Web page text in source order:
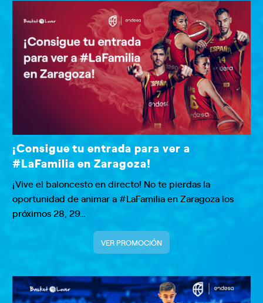
¡Consigue tu entrada para ver a
#LaFamilia en Zaragoza!
¡Vive el baloncesto en directo! No te pierdas la
oportunidad de animar a #LaFamilia en Zaragoza los
próximos 28, 29…
VER PROMOCIÓN